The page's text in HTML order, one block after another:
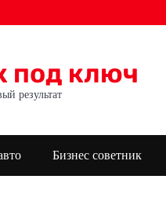
под ключ
результат
Бизнес советник